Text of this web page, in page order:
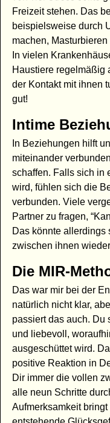
Freizeit stehen. Das
beispielsweise durch
machen,
In vielen
Haustiere regelmäßig
der Kontakt mit ihnen
gut!
Intime
In Beziehungen hilft
miteinander
schaffen. Falls sich in
wird, fühlen sich die
verbunden. Viele
Partner zu fragen,
Das könnte allerdings
zwischen ihnen
Die MIR-
Das war mir bei der
natürlich nicht klar,
passiert das auch. Du
und liebevoll,
ausgeschüttet wird.
positive Reaktion in
Dir immer die vollen
alle neun Schritte
Aufmerksamkeit